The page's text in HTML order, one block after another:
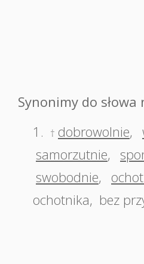
Synonimy do
1.
† dobrowolnie,
samorzutnie,
swobodnie,
ochotnika, bez